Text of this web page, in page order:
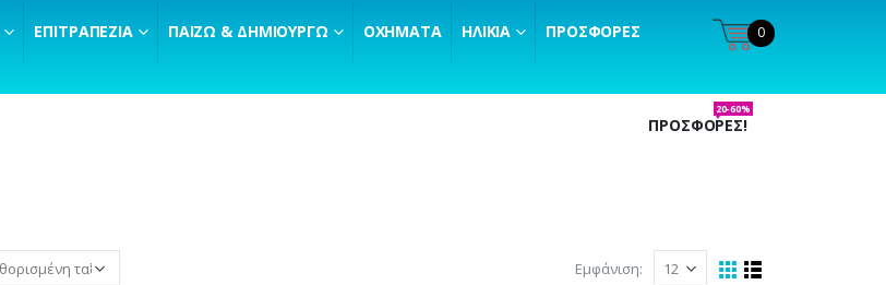
ΕΠΙΤΡΑΠΈΖΙΑ ΠΑΊΖΩ & ΔΗΜΙΟΥΡΓΏ ΟΧΉΜΑΤΑ ΗΛΙΚΊΑ ΠΡΟΣΦΟΡΈΣ 0
ΠΡΟΣΦΟΡΕΣ!
20-60%
Εμφάνιση: